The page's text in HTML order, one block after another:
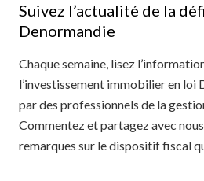
Suivez l’actualité de la
Denormandie
Chaque semaine, lisez
l’investissement immobilier en loi
par des professionnels de la
Commentez et partagez avec
remarques sur le dispositif fiscal